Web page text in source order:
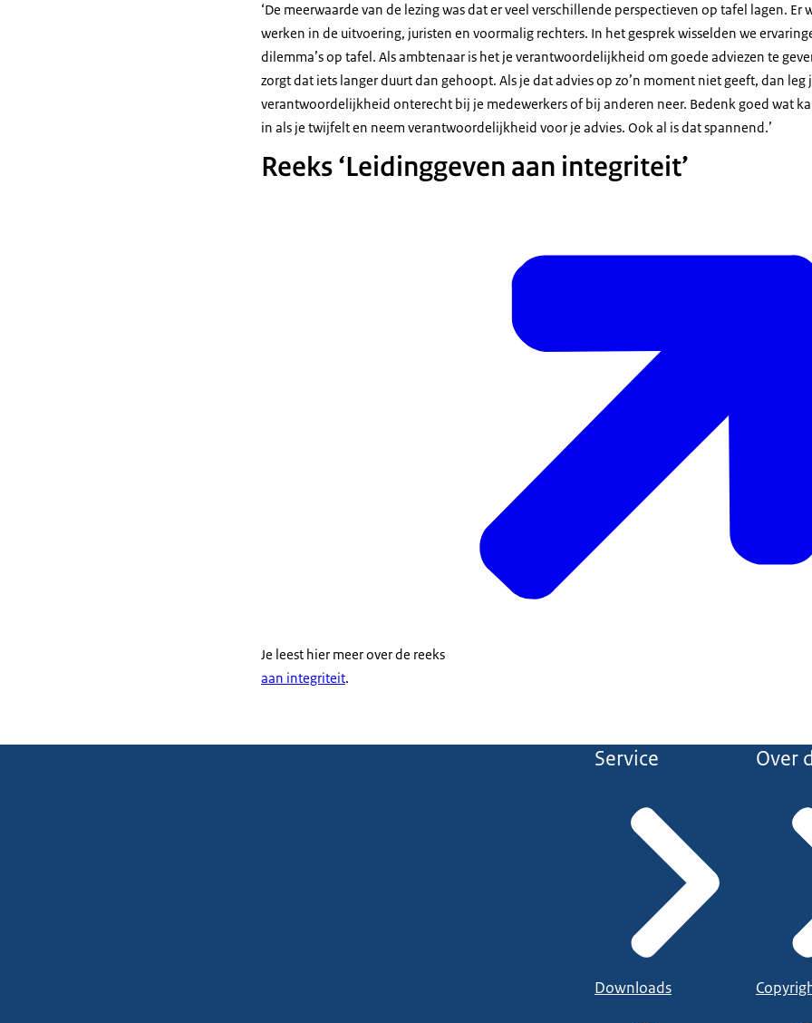
‘De meerwaarde van de lezing was dat er veel verschillende perspectieven op tafel lagen. Er
werken in de uitvoering, juristen en voormalig rechters. In het gesprek wisselden we
dilemma’s op tafel. Als ambtenaar is het je verantwoordelijkheid om goede adviezen te
zorgt dat iets langer duurt dan gehoopt. Als je dat advies op zo’n moment niet geeft, dan leg
verantwoordelijkheid onterecht bij je medewerkers of bij anderen neer. Bedenk goed wat
in als je twijfelt en neem verantwoordelijkheid voor je advies. Ook al is dat spannend.’
Reeks ‘Leidinggeven aan integriteit’
Je leest hier meer over de reeks
aan integriteit.
Service
Downloads
Over